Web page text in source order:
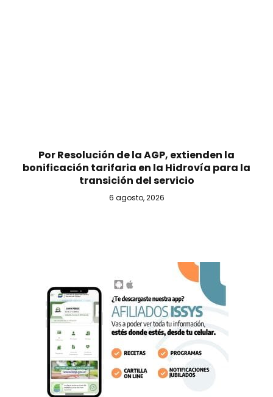
Por Resolución de la AGP, extienden la
bonificación tarifaria en la Hidrovía para la
transición del servicio
6 agosto, 2026